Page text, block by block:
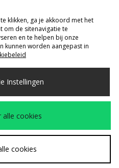
Naar
betaalmethoden
www.jdplc.com
klikken, ga je akkoord met het
om de sitenavigatie te
en te helpen bij onze
kunnen worden aangepast in
Instellingen
alle cookies
cookies